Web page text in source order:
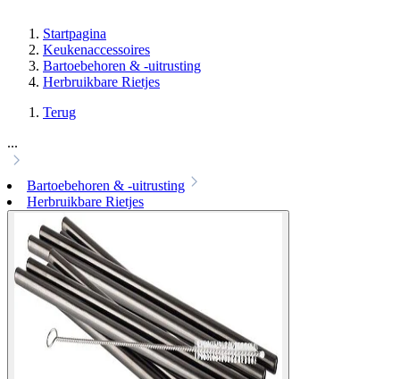
Startpagina
Keukenaccessoires
Bartoebehoren & -uitrusting
Herbruikbare Rietjes
Terug
...
Bartoebehoren & -uitrusting
Herbruikbare Rietjes